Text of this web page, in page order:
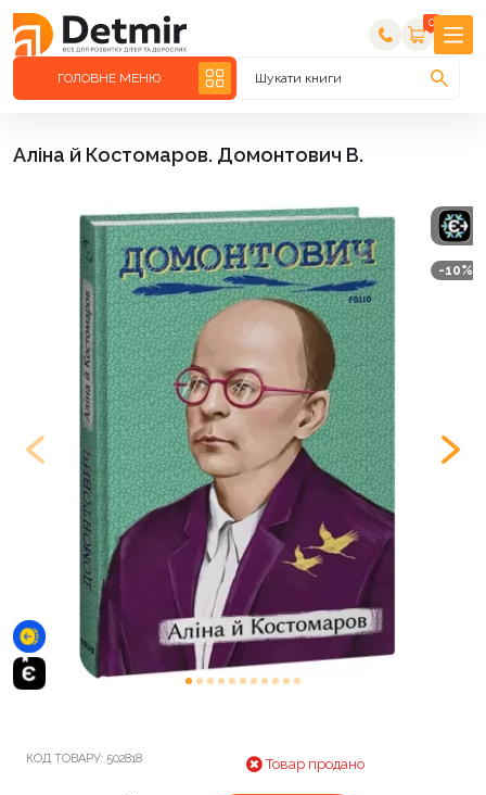
0
ГОЛОВНЕ МЕНЮ Шукати книги
Аліна й Костомаров. Домонтович В.
-10%
КОД ТОВАРУ: 502818 Товар продано